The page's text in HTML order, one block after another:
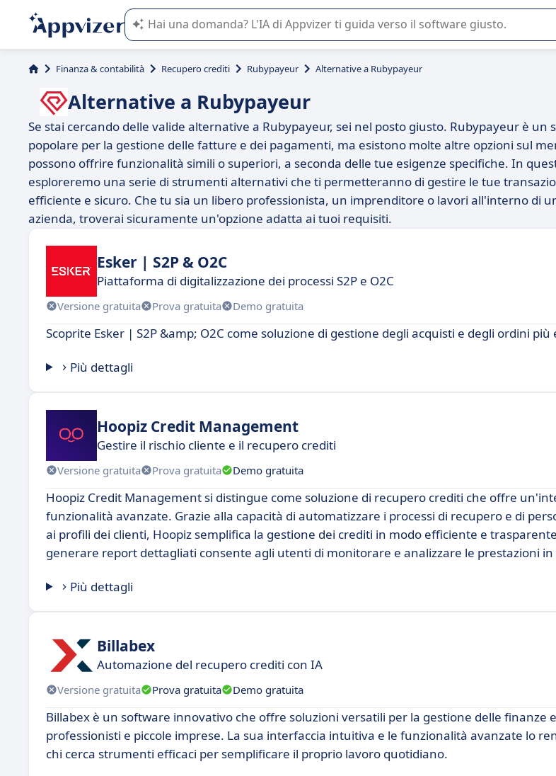
L'IA di Appvizer vi guida nell'utilizzo o nella scelta di un software SaaS per la vostra
Finanza & contabilità Recupero crediti Rubypayeur Alternative a Rubypayeur
Alternative a Rubypayeur
Se stai cercando delle valide alternative a Rubypayeur, sei nel posto giusto. Rubypayeur è un
popolare per la gestione delle fatture e dei pagamenti, ma esistono molte altre opzioni sul
possono offrire funzionalità simili o superiori, a seconda delle tue esigenze specifiche. In
esploreremo una serie di strumenti alternativi che ti permetteranno di gestire le tue
efficiente e sicuro. Che tu sia un libero professionista, un imprenditore o lavori all'interno di
azienda, troverai sicuramente un'opzione adatta ai tuoi requisiti.
Esker | S2P & O2C
Piattaforma di digitalizzazione dei processi S2P e O2C
Versione gratuita Prova gratuita Demo gratuita
Scoprite Esker | S2P &amp; O2C come soluzione di gestione degli acquisti e degli ordini
Più dettagli
Hoopiz Credit Management
Gestire il rischio cliente e il recupero crediti
Versione gratuita Prova gratuita Demo gratuita
Hoopiz Credit Management si distingue come soluzione di recupero crediti che offre
funzionalità avanzate. Grazie alla capacità di automatizzare i processi di recupero e di
ai profili dei clienti, Hoopiz semplifica la gestione dei crediti in modo efficiente e
generare report dettagliati consente agli utenti di monitorare e analizzare le prestazioni
Più dettagli
Billabex
Automazione del recupero crediti con IA
Versione gratuita Prova gratuita Demo gratuita
Billabex è un software innovativo che offre soluzioni versatili per la gestione delle finanze
professionisti e piccole imprese. La sua interfaccia intuitiva e le funzionalità avanzate lo
chi cerca strumenti efficaci per semplificare il proprio lavoro quotidiano.